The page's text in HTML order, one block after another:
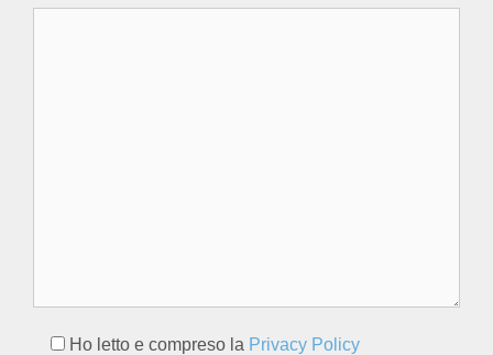
Ho letto e compreso la Privacy Policy